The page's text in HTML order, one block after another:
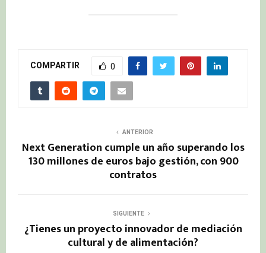
COMPARTIR 0
ANTERIOR
Next Generation cumple un año superando los
130 millones de euros bajo gestión, con 900
contratos
SIGUIENTE
¿Tienes un proyecto innovador de mediación
cultural y de alimentación?